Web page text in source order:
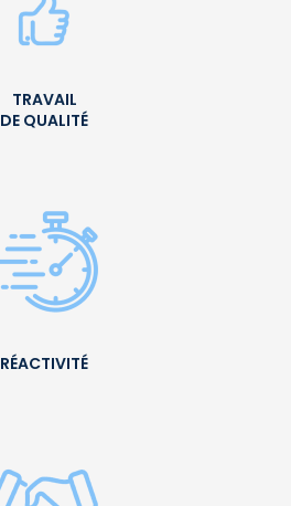
TRAVAIL
DE QUALITÉ
RÉACTIVITÉ